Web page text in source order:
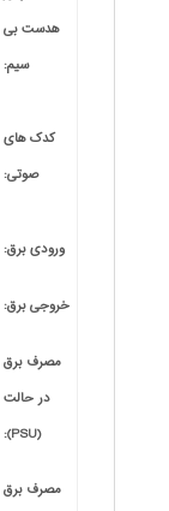
هدست بی
سیم:
کدک های
صوتی:
ورودی برق:
خروجی برق:
مصرف برق
در حالت
(PSU):
مصرف برق